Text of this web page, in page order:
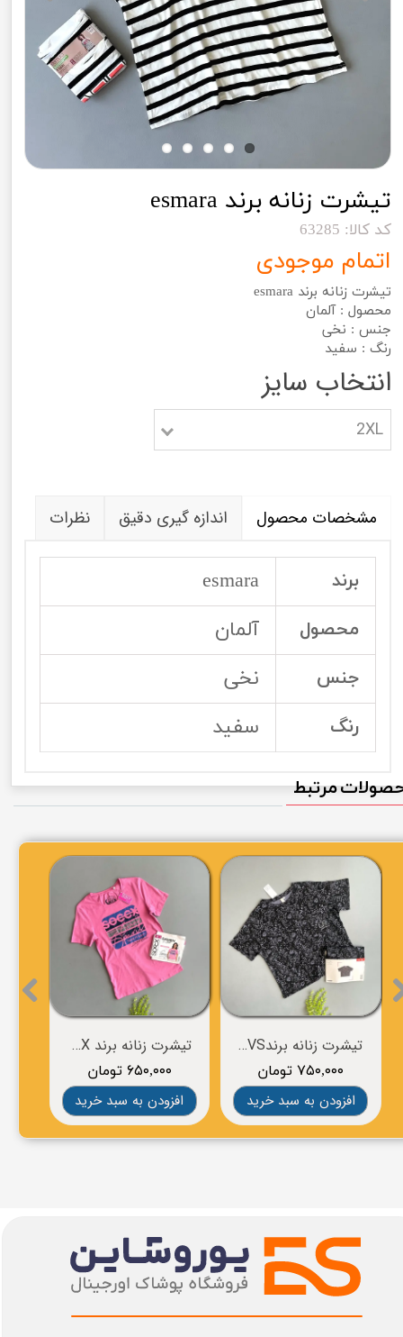
تیشرت زنانه برند esmara
کد کالا: 63285
اتمام موجودی
تیشرت زنانه برند esmara
محصول : آلمان
جنس : نخی
رنگ : سفید
انتخاب سایز
2XL
مشخصات محصول اندازه گیری دقیق نظرات
برند esmara
محصول آلمان
جنس نخی
رنگ سفید
تیشرت زنانه برندOVS
۷۵۰,۰۰۰ تومان
افزودن به سبد خرید
تیشرت زنانه برند esmara
۹۲۰,۰۰۰ تومان
افزودن به سبد خرید
مرتبط